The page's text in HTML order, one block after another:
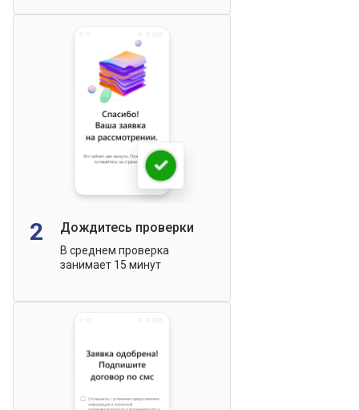
2 Дождитесь проверки
В среднем проверка
занимает 15 минут